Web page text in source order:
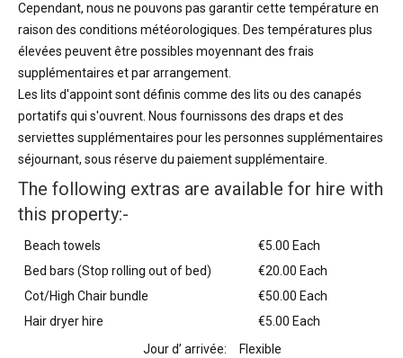
Cependant, nous ne pouvons pas garantir cette température en
raison des conditions météorologiques. Des températures plus
élevées peuvent être possibles moyennant des frais
supplémentaires et par arrangement.
Les lits d'appoint sont définis comme des lits ou des canapés
portatifs qui s'ouvrent. Nous fournissons des draps et des
serviettes supplémentaires pour les personnes supplémentaires
séjournant, sous réserve du paiement supplémentaire.
The following extras are available for hire with
this property:-
Beach towels
€5.00 Each
Bed bars (Stop rolling out of bed)
€20.00 Each
Cot/High Chair bundle
€50.00 Each
Hair dryer hire
€5.00 Each
Jour d’ arrivée:
Flexible